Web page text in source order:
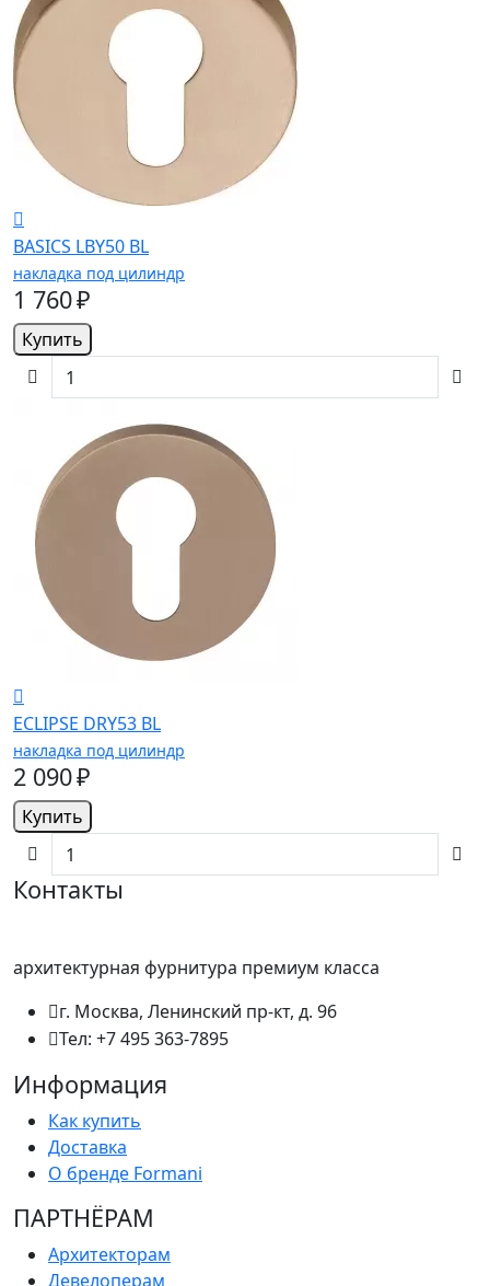
BASICS LBY50 BL
накладка под цилиндр
1 760 ₽
Купить
ECLIPSE DRY53 BL
накладка под цилиндр
2 090 ₽
Купить
Контакты
архитектурная фурнитура премиум класса
г. Москва, Ленинский пр-кт, д. 96
Тел: +7 495 363-7895
Информация
Как купить
Доставка
О бренде Formani
ПАРТНËРАМ
Архитекторам
Девелоперам